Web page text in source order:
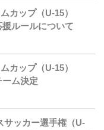
カップ（U-15）
ルールについて
カップ（U-15）
ム決定
サッカー選手権（U-